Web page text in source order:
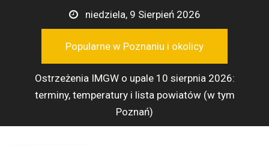
Przejdź
treści
niedziela, 9 Sierpień 2026
Popularne w Poznaniu i okolicy
Ostrzeżenia IMGW o upale 10 sierpnia 2026:
terminy, temperatury i lista powiatów (w tym
Poznań)